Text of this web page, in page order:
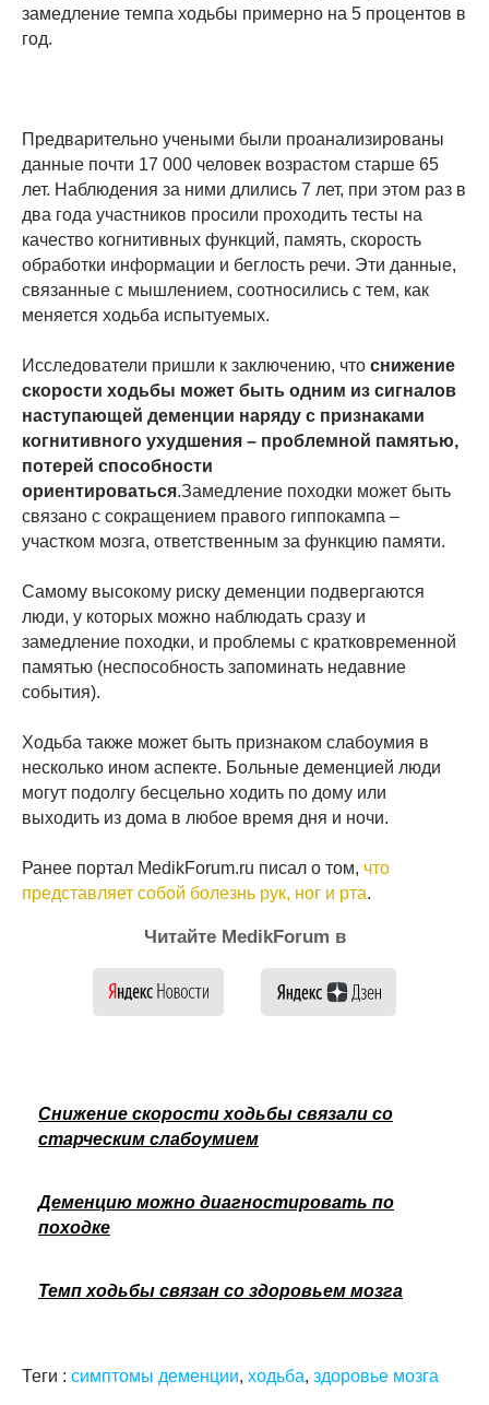
замедление темпа ходьбы примерно на 5 процентов в
год.
Предварительно учеными были проанализированы
данные почти 17 000 человек возрастом старше 65
лет. Наблюдения за ними длились 7 лет, при этом раз в
два года участников просили проходить тесты на
качество когнитивных функций, память, скорость
обработки информации и беглость речи. Эти данные,
связанные с мышлением, соотносились с тем, как
меняется ходьба испытуемых.
Исследователи пришли к заключению, что снижение
скорости ходьбы может быть одним из сигналов
наступающей деменции наряду с признаками
когнитивного ухудшения – проблемной памятью,
потерей способности
ориентироваться.Замедление походки может быть
связано с сокращением правого гиппокампа –
участком мозга, ответственным за функцию памяти.
Самому высокому риску деменции подвергаются
люди, у которых можно наблюдать сразу и
замедление походки, и проблемы с кратковременной
памятью (неспособность запоминать недавние
события).
Ходьба также может быть признаком слабоумия в
несколько ином аспекте. Больные деменцией люди
могут подолгу бесцельно ходить по дому или
выходить из дома в любое время дня и ночи.
Ранее портал MedikForum.ru писал о том, что
представляет собой болезнь рук, ног и рта.
Читайте MedikForum в
Снижение скорости ходьбы связали со
старческим слабоумием
Деменцию можно диагностировать по
походке
Темп ходьбы связан со здоровьем мозга
Теги : симптомы деменции, ходьба, здоровье мозга